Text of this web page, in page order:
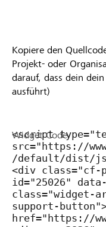
Kopiere den
Projekt- oder
darauf, dass dein
ausführt)
Widget Code